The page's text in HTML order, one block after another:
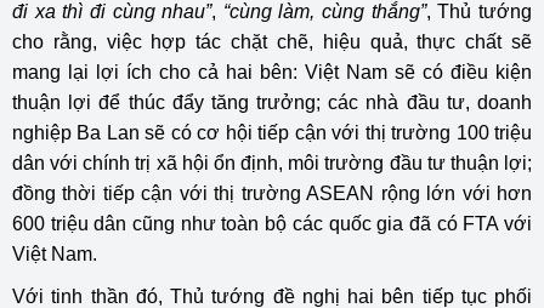
đi xa thì đi cùng nhau”, “cùng làm, cùng thắng”, Thủ tướng
cho rằng, việc hợp tác chặt chẽ, hiệu quả, thực chất sẽ
mang lại lợi ích cho cả hai bên: Việt Nam sẽ có điều kiện
thuận lợi để thúc đẩy tăng trưởng; các nhà đầu tư, doanh
nghiệp Ba Lan sẽ có cơ hội tiếp cận với thị trường 100 triệu
dân với chính trị xã hội ổn định, môi trường đầu tư thuận lợi;
đồng thời tiếp cận với thị trường ASEAN rộng lớn với hơn
600 triệu dân cũng như toàn bộ các quốc gia đã có FTA với
Việt Nam.
Với tinh thần đó, Thủ tướng đề nghị hai bên tiếp tục phối